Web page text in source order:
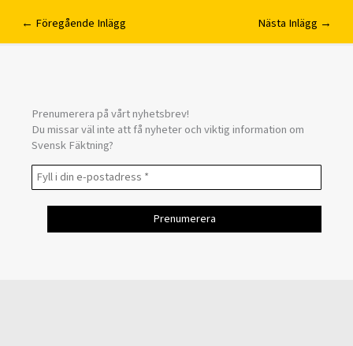
← Föregående Inlägg Nästa Inlägg →
Prenumerera på vårt nyhetsbrev!
Du missar väl inte att få nyheter och viktig information om
Svensk Fäktning?